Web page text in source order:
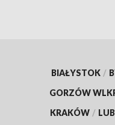
BIAŁYSTOK /
GORZÓW
KRAKÓW /